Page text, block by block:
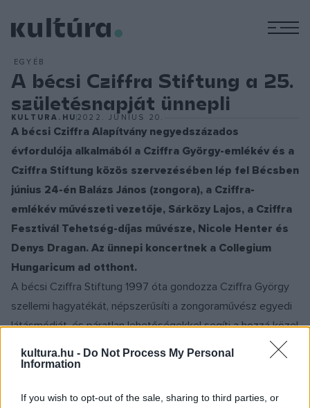
kultura.hu - Do Not Process My Personal
Information
If you wish to opt-out of the sale, sharing to third parties, or
EGYÉB
A bécsi Cziffra Stiftung a 25.
születésnapját ünnepli
KULTURA.HU 2022. JÚNIUS 20.
A bécsi Cziffra Alapítvány negyedszázados
évfordulója alkalmából a Cziffra György-emlékév és a
Cziffra Stiftung közös szervezésében lép fel Bécsben
június 24-én Balázs János (zongora), a Cziffra-
emlékév művészeti vezetője, Sárközy Lajos, a Cziffra
Fesztivál Tehetség-díjas művésze, Nicole Henter és
Denys Dragan. Az ünnepi koncertnek a Collegium
Hungaricum ad otthont.
A bécsi Cziffra Stiftung 1997 óta gondozza Cziffra György
szellemi hagyatékát, népszerűsíti a zongoraművész egyedi
látásmódját, és páratlan lehetőségekkel segíti a hozzá közel
álló fiatal tehetségek érvényesülését. A jubileumi
hangversenyen olyan művészek köszöntik játékukkal a
muzsikusként és közszereplőként is, határainkon innen és